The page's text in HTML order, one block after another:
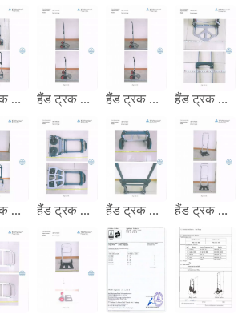
हैंड ट्रक GS मार्क परीक्षण रिपोर्ट हैंड ट्रक GS मार्क परीक्षण रिपोर्ट हैंड ट्रक GS मार्क परीक्षण रिपोर्ट हैंड ट्रक GS मार्क परीक्षण रिपोर्ट
हैंड ट्रक GS मार्क परीक्षण रिपोर्ट हैंड ट्रक GS मार्क परीक्षण रिपोर्ट हैंड ट्रक GS मार्क परीक्षण रिपोर्ट हैंड ट्रक GS मार्क परीक्षण रिपोर्ट